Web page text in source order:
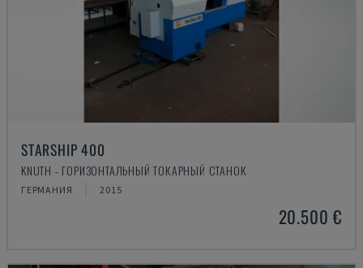
STARSHIP 400
KNUTH - ГОРИЗОНТАЛЬНЫЙ ТОКАРНЫЙ СТАНОК
ГЕРМАНИЯ 2015
20.500 €